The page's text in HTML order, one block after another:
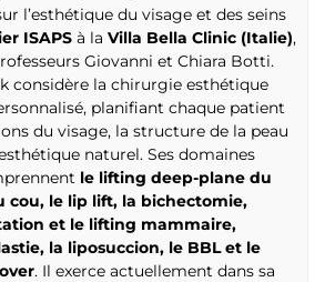
l’esthétique du visage et des seins
ISAPSà la Villa Bella Clinic (Italie),
Giovanni et Chiara Botti.
considère la chirurgie esthétique
planifiant chaque patient
du visage, la structure de la peau
naturel. Ses domaines
le lifting deep-plane du
cou, le lip lift, la bichectomie,
et le lifting mammaire,
la liposuccion, le BBL et le
. Il exerce actuellement dans sa